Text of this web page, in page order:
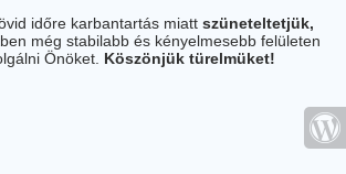
időre karbantartás miatt szüneteltetjük,
még stabilabb és kényelmesebb felületen
Önöket. Köszönjük türelmüket!